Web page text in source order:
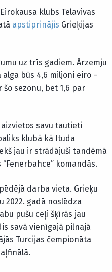
klubs Telavivas
apstiprinājis Grieķijas
uz trīs gadiem. Ārzemju
būs 4,6 miljoni eiro –
sezonu, bet 1,6 par
savu tautieti
klubā kā Ituda
jau ir strādājuši tandēmā
“Fenerbahce” komandās.
darba vieta. Grieķu
2022. gadā noslēdza
pušu ceļi šķīrās jau
savā vienīgajā pilnajā
Turcijas čempionāta